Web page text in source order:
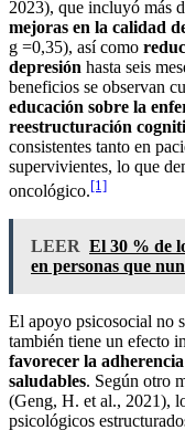
2023), que incluyó más
mejoras en la calidad
g =0,35), así como
depresión hasta seis
beneficios se observan
educación sobre la
reestructuración
consistentes tanto en
supervivientes, lo que
oncológico.[1]
LEER El 30 % de
en personas que
El apoyo psicosocial no
también tiene un efecto
favorecer la
saludables. Según otro
(Geng, H. et al., 2021),
psicológicos